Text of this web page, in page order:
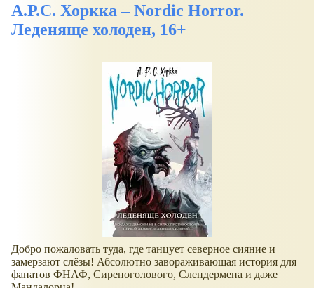
А.Р.С. Хоркка – Nordic Horror.
Леденяще холоден, 16+
Добро пожаловать туда, где танцует северное сияние и
замерзают слёзы! Абсолютно завораживающая история для
фанатов ФНАФ, Сиреноголового, Слендермена и даже